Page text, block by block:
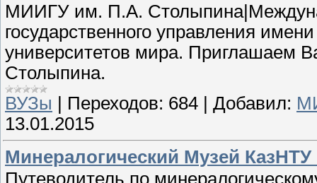
МИИГУ им. П.А.
государственного управления
университетов мира. Приглашаем
Столыпина.
ВУЗы
Переходов: 684 Добавил:
13.01.2015
Минералогический Музей